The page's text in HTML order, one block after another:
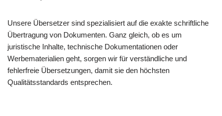
Unsere Übersetzer sind spezialisiert auf die exakte schriftliche
Übertragung von Dokumenten. Ganz gleich, ob es um
juristische Inhalte, technische Dokumentationen oder
Werbematerialien geht, sorgen wir für verständliche und
fehlerfreie Übersetzungen, damit sie den höchsten
Qualitätsstandards entsprechen.